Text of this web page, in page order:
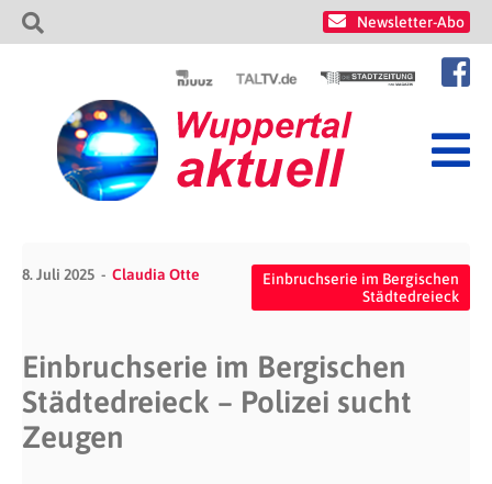
Newsletter-Abo
8. Juli 2025 Claudia Otte
Einbruchserie im Bergischen
Städtedreieck
Einbruchserie im Bergischen
Städtedreieck – Polizei sucht
Zeugen